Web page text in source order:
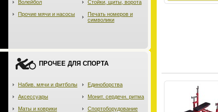
Волейбол
Прочие мячи и насосы
Стойки, щиты, ворота
Печать номеров и
символики
ПРОЧЕЕ ДЛЯ СПОРТА
Набив. мячи и фитболы
Аксессуары
Маты и коврики
Единоборства
Монит. сердечн. ритма
Спортоборудование